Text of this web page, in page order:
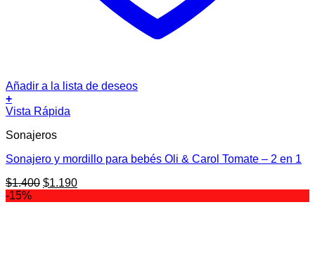
Añadir a la lista de deseos
+
Vista Rápida
Sonajeros
Sonajero y mordillo para bebés Oli & Carol Tomate – 2 en 1
$1.400 El
$1.190El
-15%